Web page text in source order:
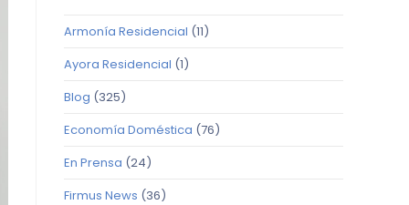
Armonía Residencial (11)
Ayora Residencial (1)
Blog (325)
Economía Doméstica (76)
En Prensa (24)
Firmus News (36)